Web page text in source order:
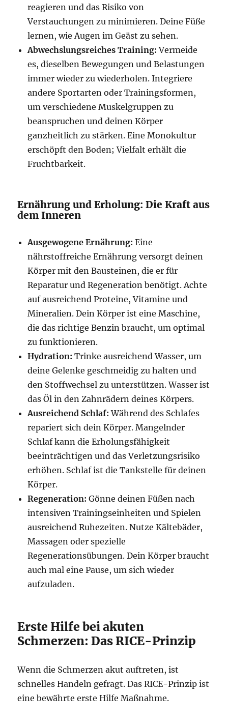
reagieren und das Risiko von
Verstauchungen zu minimieren. Deine Füße
lernen, wie Augen im Geäst zu sehen.
Abwechslungsreiches Training: Vermeide
es, dieselben Bewegungen und Belastungen
immer wieder zu wiederholen. Integriere
andere Sportarten oder Trainingsformen,
um verschiedene Muskelgruppen zu
beanspruchen und deinen Körper
ganzheitlich zu stärken. Eine Monokultur
erschöpft den Boden; Vielfalt erhält die
Fruchtbarkeit.
Ernährung und Erholung: Die Kraft aus
dem Inneren
Ausgewogene Ernährung: Eine
nährstoffreiche Ernährung versorgt deinen
Körper mit den Bausteinen, die er für
Reparatur und Regeneration benötigt. Achte
auf ausreichend Proteine, Vitamine und
Mineralien. Dein Körper ist eine Maschine,
die das richtige Benzin braucht, um optimal
zu funktionieren.
Hydration: Trinke ausreichend Wasser, um
deine Gelenke geschmeidig zu halten und
den Stoffwechsel zu unterstützen. Wasser ist
das Öl in den Zahnrädern deines Körpers.
Ausreichend Schlaf: Während des Schlafes
repariert sich dein Körper. Mangelnder
Schlaf kann die Erholungsfähigkeit
beeinträchtigen und das Verletzungsrisiko
erhöhen. Schlaf ist die Tankstelle für deinen
Körper.
Regeneration: Gönne deinen Füßen nach
intensiven Trainingseinheiten und Spielen
ausreichend Ruhezeiten. Nutze Kältebäder,
Massagen oder spezielle
Regenerationsübungen. Dein Körper braucht
auch mal eine Pause, um sich wieder
aufzuladen.
Erste Hilfe bei akuten
Schmerzen: Das RICE-Prinzip
Wenn die Schmerzen akut auftreten, ist
schnelles Handeln gefragt. Das RICE-Prinzip ist
eine bewährte erste Hilfe Maßnahme.